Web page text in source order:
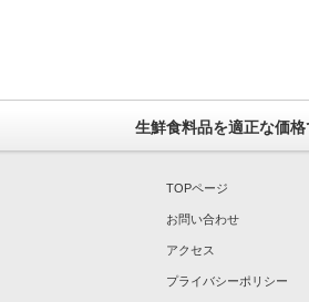
生鮮食料品を適正な価
TOPページ
お問い合わせ
アクセス
プライバシーポリシー